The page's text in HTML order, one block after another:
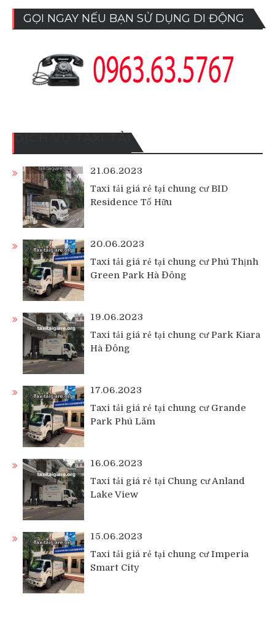
GỌI NGAY NẾU BẠN SỬ DỤNG DI ĐỘNG
21.06.2023
Taxi tải giá rẻ tại chung cư BID
Residence Tố Hữu
20.06.2023
Taxi tải giá rẻ tại chung cư Phú Thịnh
Green Park Hà Đông
19.06.2023
Taxi tải giá rẻ tại chung cư Park Kiara
Hà Đông
17.06.2023
Taxi tải giá rẻ tại chung cư Grande
Park Phú Lãm
16.06.2023
Taxi tải giá rẻ tại Chung cư Anland
Lake View
15.06.2023
Taxi tải giá rẻ tại chung cư Imperia
Smart City